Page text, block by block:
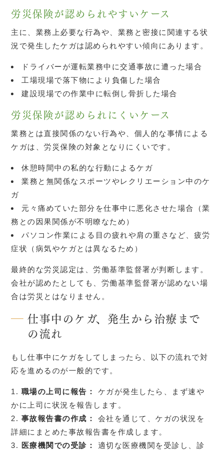
労災保険が認められやすいケース
主に、業務上必要な行為や、業務と密接に関連する状
況で発生したケガは認められやすい傾向にあります。
ドライバーが運転業務中に交通事故に遭った場合
工場現場で落下物により負傷した場合
建設現場での作業中に転倒し骨折した場合
労災保険が認められにくいケース
業務とは直接関係のない行為や、個人的な事情による
ケガは、労災保険の対象となりにくいです。
休憩時間中の私的な行動によるケガ
業務と無関係なスポーツやレクリエーション中のケ
ガ
元々痛めていた部分を仕事中に悪化させた場合（業
務との因果関係が不明瞭なため）
パソコン作業による目の疲れや肩の重さなど、疲労
症状（病気やケガとは異なるため）
最終的な労災認定は、労働基準監督署が判断します。
会社が認めたとしても、労働基準監督署が認めない場
合は労災とはなりません。
仕事中のケガ、発生から治療まで
の流れ
もし仕事中にケガをしてしまったら、以下の流れで対
応を進めるのが一般的です。
職場の上司に報告：
ケガが発生したら、まず速や
かに上司に状況を報告します。
事故報告書の作成：
会社を通じて、ケガの状況を
詳細にまとめた事故報告書を作成します。
医療機関での受診：
適切な医療機関を受診し、診